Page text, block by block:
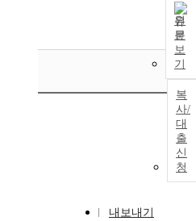
원
문
보
기
복
사/
대
출
신
청
내보내기